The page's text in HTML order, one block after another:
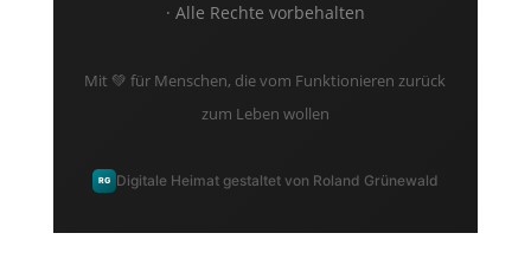
· Alle Rechte vorbehalten
Mit 💚 für Menschen, die vom Funktionieren zurück
zum Leben wollen
RG Digitale Heimat gestaltet von Roland Grünewald